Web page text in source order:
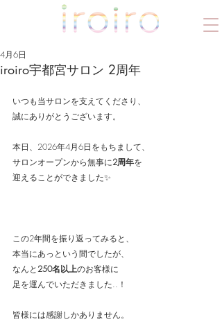
iroiro宇都宮サロン 2周年
4月6日
いつも当サロンを支えてくださり、
誠にありがとうございます。
本日、2026年4月6日をもちまして、
サロンオープンから無事に2周年を
迎えることができました✨
この2年間を振り返ってみると、
本当にあっという間でしたが、
なんと250名以上のお客様に
足を運んでいただきました..！
皆様には感謝しかありません。